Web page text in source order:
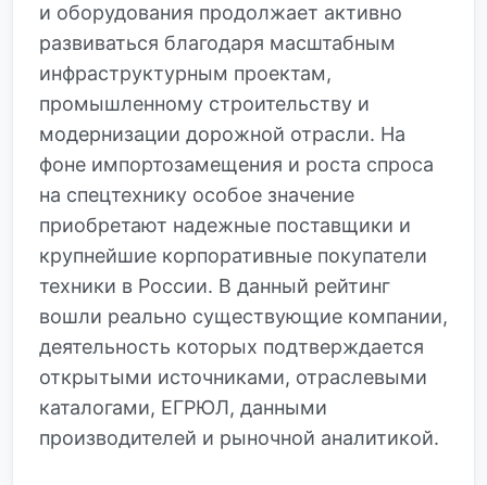
и оборудования продолжает активно
развиваться благодаря масштабным
инфраструктурным проектам,
промышленному строительству и
модернизации дорожной отрасли. На
фоне импортозамещения и роста спроса
на спецтехнику особое значение
приобретают надежные поставщики и
крупнейшие корпоративные покупатели
техники в России. В данный рейтинг
вошли реально существующие компании,
деятельность которых подтверждается
открытыми источниками, отраслевыми
каталогами, ЕГРЮЛ, данными
производителей и рыночной аналитикой.